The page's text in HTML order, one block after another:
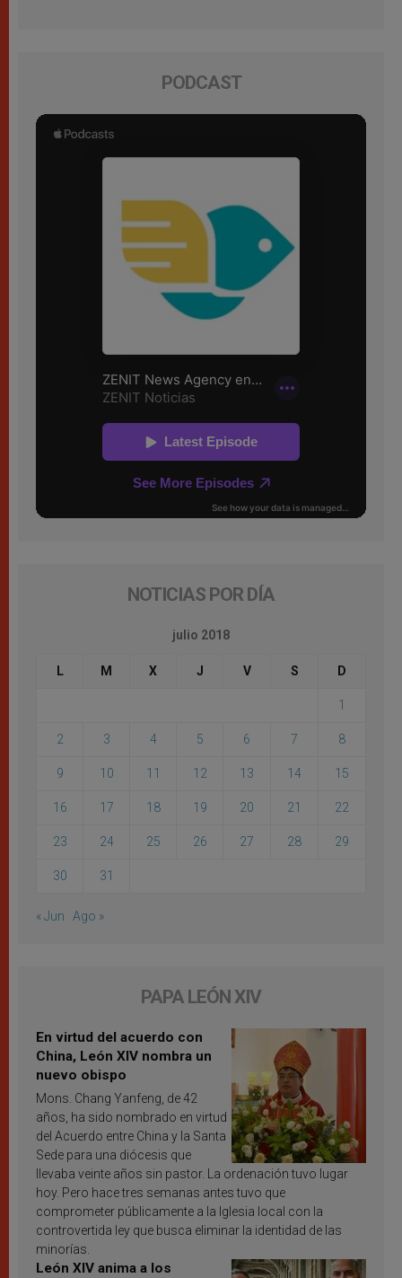
PODCAST
NOTICIAS POR DÍA
julio 2018
L M X J V S D
1
2 3 4 5 6 7 8
9 10 11 12 13 14 15
16 17 18 19 20 21 22
23 24 25 26 27 28 29
30 31
« Jun Ago »
PAPA LEÓN XIV
En virtud del acuerdo con
China, León XIV nombra un
nuevo obispo
Mons. Chang Yanfeng, de 42
años, ha sido nombrado en virtud
del Acuerdo entre China y la Santa
Sede para una diócesis que
llevaba veinte años sin pastor. La ordenación tuvo lugar
hoy. Pero hace tres semanas antes tuvo que
comprometer públicamente a la Iglesia local con la
controvertida ley que busca eliminar la identidad de las
minorías.
León XIV anima a los